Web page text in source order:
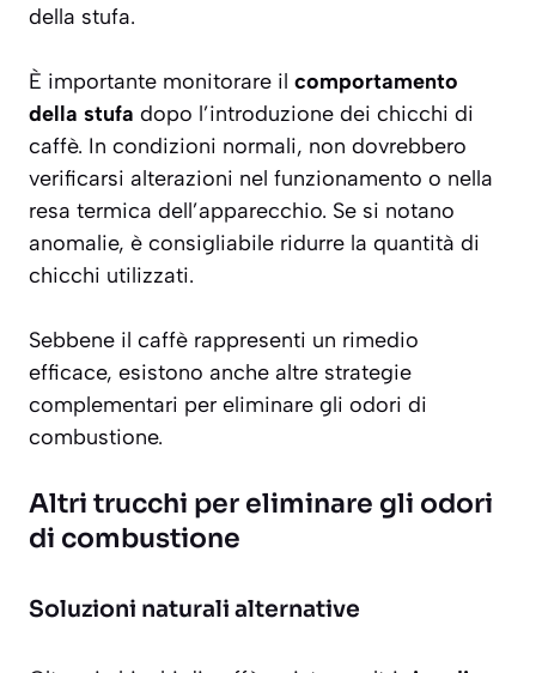
della stufa.
È importante monitorare il comportamento
della stufa dopo l’introduzione dei chicchi di
caffè. In condizioni normali, non dovrebbero
verificarsi alterazioni nel funzionamento o nella
resa termica dell’apparecchio. Se si notano
anomalie, è consigliabile ridurre la quantità di
chicchi utilizzati.
Sebbene il caffè rappresenti un rimedio
efficace, esistono anche altre strategie
complementari per eliminare gli odori di
combustione.
Altri trucchi per eliminare gli odori
di combustione
Soluzioni naturali alternative